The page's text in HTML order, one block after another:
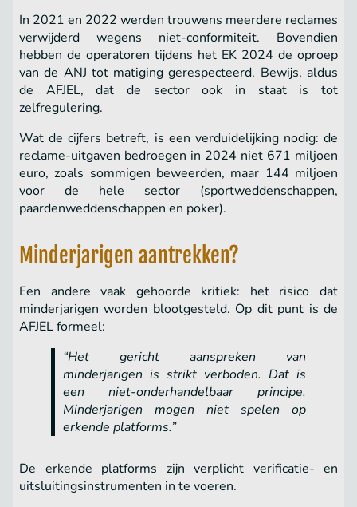
In 2021 en 2022 werden trouwens meerdere reclames
verwijderd wegens niet-conformiteit. Bovendien
hebben de operatoren tijdens het EK 2024 de oproep
van de ANJ tot matiging gerespecteerd. Bewijs, aldus
de AFJEL, dat de sector ook in staat is tot
zelfregulering.
Wat de cijfers betreft, is een verduidelijking nodig: de
reclame-uitgaven bedroegen in 2024 niet 671 miljoen
euro, zoals sommigen beweerden, maar 144 miljoen
voor de hele sector (sportweddenschappen,
paardenweddenschappen en poker).
Minderjarigen aantrekken?
Een andere vaak gehoorde kritiek: het risico dat
minderjarigen worden blootgesteld. Op dit punt is de
AFJEL formeel:
“Het gericht aanspreken van
minderjarigen is strikt verboden. Dat is
een niet-onderhandelbaar principe.
Minderjarigen mogen niet spelen op
erkende platforms.”
De erkende platforms zijn verplicht verificatie- en
uitsluitingsinstrumenten in te voeren.